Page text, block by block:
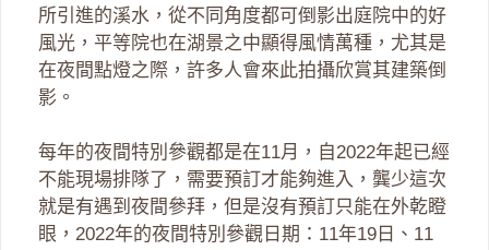
所引進的溪水，從不同角度都可倒影出庭院中的好
風光，平等院也在湖景之中顯得風情萬種，尤其是
在夜間點燈之際，許多人會來此拍攝欣賞其建築倒
影。
每年的夜間特別參觀都是在11月，自2022年起已經
不能現場排隊了，需要預訂才能夠進入，龔少這次
就是有遇到夜間參拜，但是沒有預訂只能在外乾瞪
眼，2022年的夜間特別參觀日期：11年19日、11